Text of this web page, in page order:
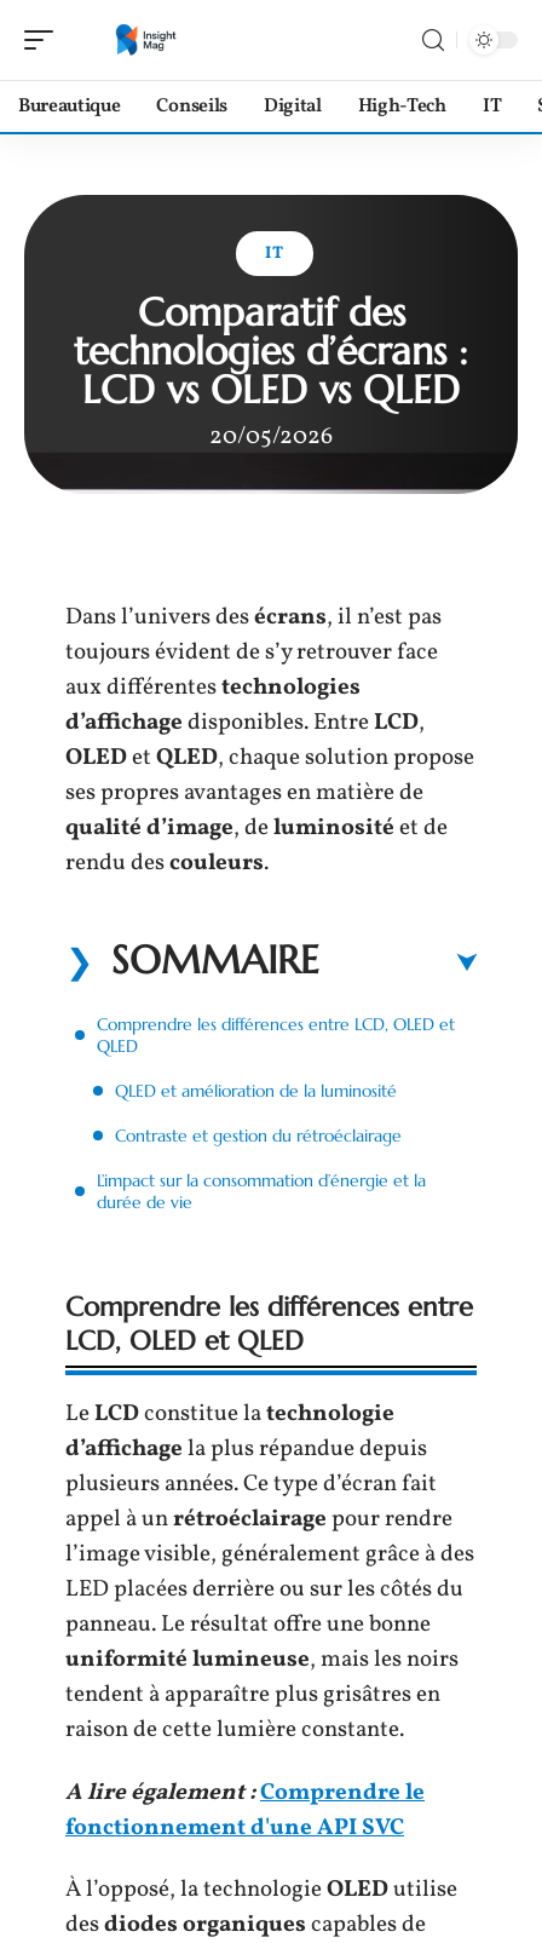
Bureautique Conseils Digital High-Tech IT
IT
Comparatif des
technologies d’écrans :
LCD vs OLED vs QLED
20/05/2026
Dans l’univers desécrans, il n’est pas
toujours évident de s’y retrouver face
aux différentestechnologies
d’affichagedisponibles. EntreLCD,
OLEDetQLED, chaque solution propose
ses propres avantages en matière de
qualité d’image, deluminositéet de
rendu descouleurs.
SOMMAIRE
Comprendre les différences entre LCD, OLED et
QLED
QLED et amélioration de la luminosité
Contraste et gestion du rétroéclairage
L’impact sur la consommation d’énergie et la
durée de vie
Comprendre les différences entre
LCD, OLED et QLED
LeLCDconstitue latechnologie
d’affichagela plus répandue depuis
plusieurs années. Ce type d’écran fait
appel à unrétroéclairagepour rendre
l’image visible, généralement grâce à des
LED placées derrière ou sur les côtés du
panneau. Le résultat offre une bonne
uniformité lumineuse, mais les noirs
tendent à apparaître plus grisâtres en
raison de cette lumière constante.
A lire également :Comprendre le
fonctionnement d'une API SVC
À l’opposé, la technologieOLEDutilise
desdiodes organiquescapables de